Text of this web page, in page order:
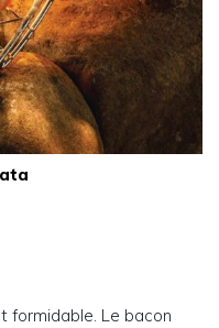
formidable. Le bacon